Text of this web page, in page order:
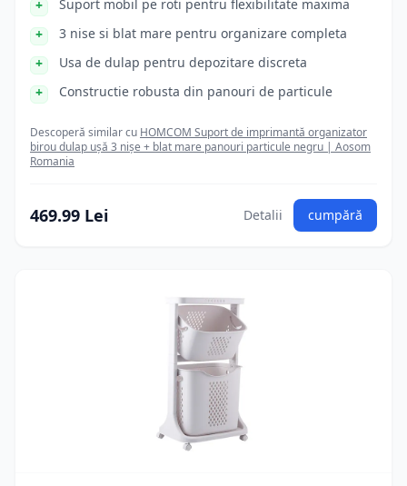
Suport mobil pe roti pentru flexibilitate maxima
3 nise si blat mare pentru organizare completa
Usa de dulap pentru depozitare discreta
Constructie robusta din panouri de particule
Descoperă similar cu HOMCOM Suport de imprimantă organizator
birou dulap ușă 3 nișe + blat mare panouri particule negru | Aosom
Romania
469.99 Lei Detalii cumpără